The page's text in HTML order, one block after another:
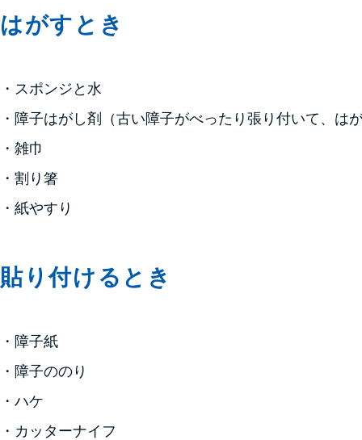
はがすとき
・スポンジと水
・障子はがし剤（古い障子がべったり張り付いて、は
・雑巾
・割り箸
・紙やすり
貼り付けるとき
・障子紙
・障子ののり
・ハケ
・カッターナイフ